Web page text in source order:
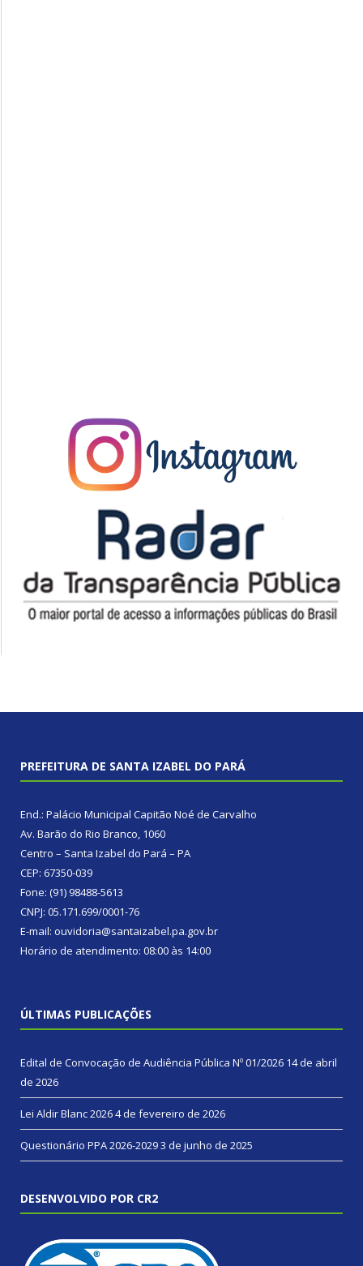
PREFEITURA DE SANTA IZABEL DO PARÁ
End.: Palácio Municipal Capitão Noé de Carvalho
Av. Barão do Rio Branco, 1060
Centro – Santa Izabel do Pará – PA
CEP: 67350-039
Fone: (91) 98488-5613
CNPJ: 05.171.699/0001-76
E-mail: ouvidoria@santaizabel.pa.gov.br
Horário de atendimento: 08:00 às 14:00
ÚLTIMAS PUBLICAÇÕES
Edital de Convocação de Audiência Pública Nº 01/2026 14 de abril
de 2026
Lei Aldir Blanc 20264 de fevereiro de 2026
Questionário PPA 2026-20293 de junho de 2025
DESENVOLVIDO POR CR2